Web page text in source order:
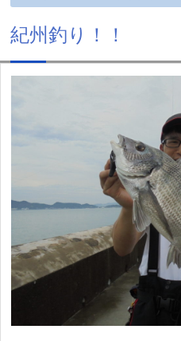
紀州釣り！！